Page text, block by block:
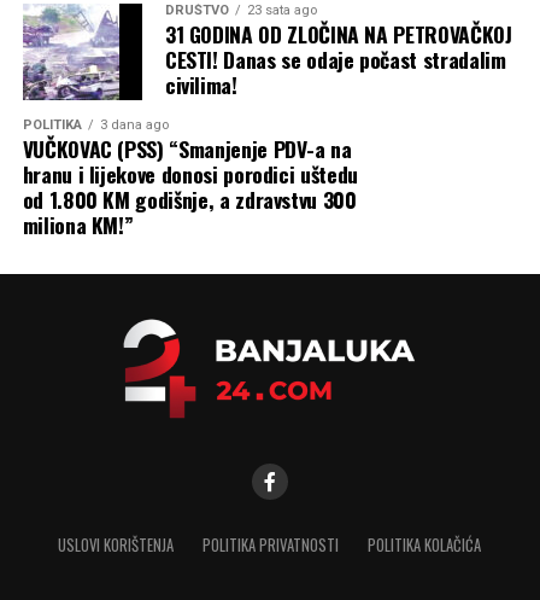
DRUŠTVO 23 sata ago
31 GODINA OD ZLOČINA NA PETROVAČKOJ
CESTI! Danas se odaje počast stradalim
civilima!
POLITIKA 3 dana ago
VUČKOVAC (PSS) “Smanjenje PDV-a na
hranu i lijekove donosi porodici uštedu
od 1.800 KM godišnje, a zdravstvu 300
miliona KM!”
USLOVI KORIŠTENJA POLITIKA PRIVATNOSTI POLITIKA KOLAČIĆA